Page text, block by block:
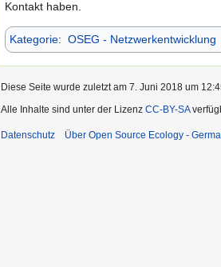
Kontakt haben.
Kategorie: OSEG - Netzwerkentwicklung
Diese Seite wurde zuletzt am 7. Juni 2018 um
Alle Inhalte sind unter der Lizenz CC-BY-SA
Datenschutz Über Open Source Ecology -